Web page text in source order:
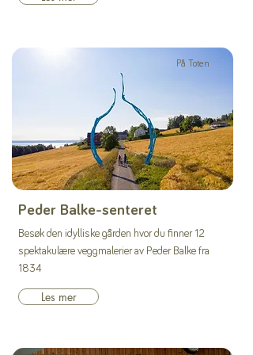
På Toten
Peder Balke-senteret
Besøk den idylliske gården hvor du finner 12
spektakulære veggmalerier av Peder Balke fra
1834
Les mer